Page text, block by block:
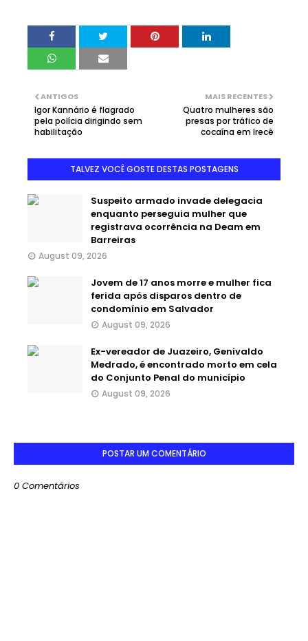
MAIS RECENTES
Quatro mulheres são
presas por tráfico de
cocaína em Irecê
ANTIGOS
Igor Kannário é flagrado
pela polícia dirigindo sem
habilitação
TALVEZ VOCÊ GOSTE DESTAS POSTAGENS
Suspeito armado invade delegacia
enquanto perseguia mulher que
registrava ocorrência na Deam em
Barreiras
August 09, 2026
Jovem de 17 anos morre e mulher fica
ferida após disparos dentro de
condomínio em Salvador
August 09, 2026
Ex-vereador de Juazeiro, Genivaldo
Medrado, é encontrado morto em cela
do Conjunto Penal do município
August 09, 2026
POSTAR UM COMENTÁRIO
0 Comentários